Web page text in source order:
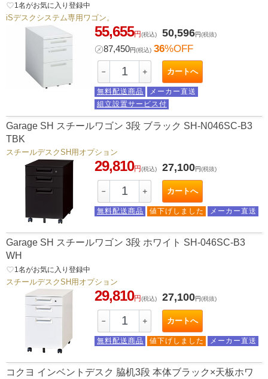
favorite_border1 名がお気に入り登録中
iSデスクシステム専用ワゴン。
55,655円(税込) 50,596円(税抜)
㋱87,450円(税込) 36%OFF
－ ＋ カートへ
無料配送商品
メーカー直送
組立設置サービス付
Garage SH スチールワゴン 3段 ブラック SH-N046SC-B3
TBK
スチールデスクSH用オプション
29,810円(税込) 27,100円(税抜)
－ ＋ カートへ
無料配送商品 値下げしました メーカー直送
Garage SH スチールワゴン 3段 ホワイト SH-046SC-B3
WH
favorite_border1 名がお気に入り登録中
スチールデスクSH用オプション
29,810円(税込) 27,100円(税抜)
－ ＋ カートへ
無料配送商品 値下げしました メーカー直送
コクヨ インベントデスク 脇机3段 本体ブラック×天板ホワ